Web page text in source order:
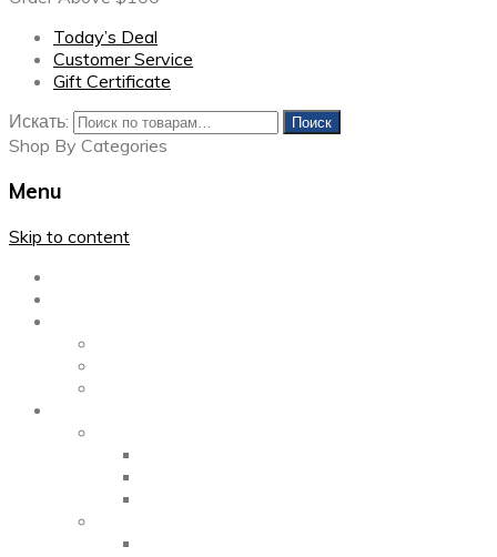
Today’s Deal
Customer Service
Gift Certificate
Искать:
Поиск
Shop By Categories
Menu
Skip to content